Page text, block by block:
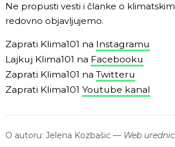
Ne propusti vesti i članke o
redovno objavljujemo.
Zaprati Klima101 na Instagramu
Lajkuj Klima101 na Facebooku
Zaprati Klima101 na Twitteru
Zaprati Klima101 Youtube kanal
O autoru: Jelena Kozbašić — Web